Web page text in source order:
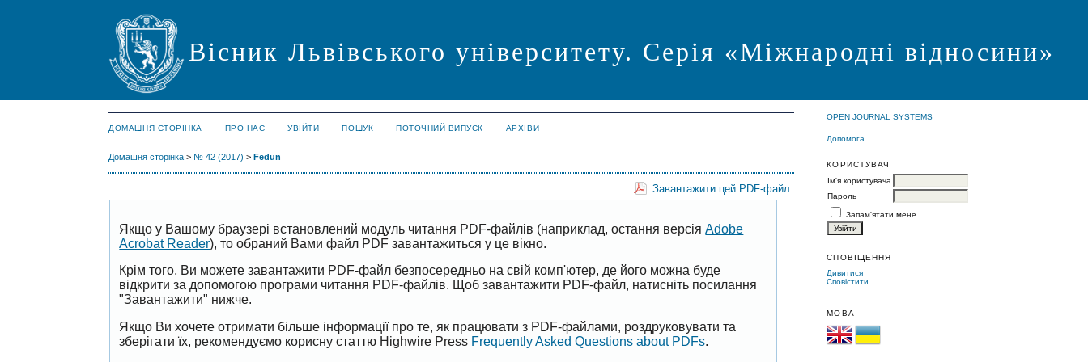
Вісник Львівського університету. Серія «Міжнародні відносини»
OPEN JOURNAL SYSTEMS
Допомога
КОРИСТУВАЧ
Ім'я користувача
Пароль
Запам'ятати мене
СПОВІЩЕННЯ
Дивитися
Сповістити
МОВА
ДОМАШНЯ СТОРІНКА ПРО НАС УВІЙТИ ПОШУК ПОТОЧНИЙ ВИПУСК АРХІВИ
Домашня сторінка > № 42 (2017) >Fedun
Завантажити цей PDF-файл
Якщо у Вашому браузері встановлений модуль читання PDF-файлів (наприклад, остання версіяAdobe
Acrobat Reader), то обраний Вами файл PDF завантажиться у це вікно.
Крім того, Ви можете завантажити PDF-файл безпосередньо на свій комп'ютер, де його можна буде
відкрити за допомогою програми читання PDF-файлів. Щоб завантажити PDF-файл, натисніть посилання
"Завантажити" нижче.
Якщо Ви хочете отримати більше інформації про те, як працювати з PDF-файлами, роздруковувати та
зберігати їх, рекомендуємо корисну статтю Highwire Press Frequently Asked Questions about PDFs.